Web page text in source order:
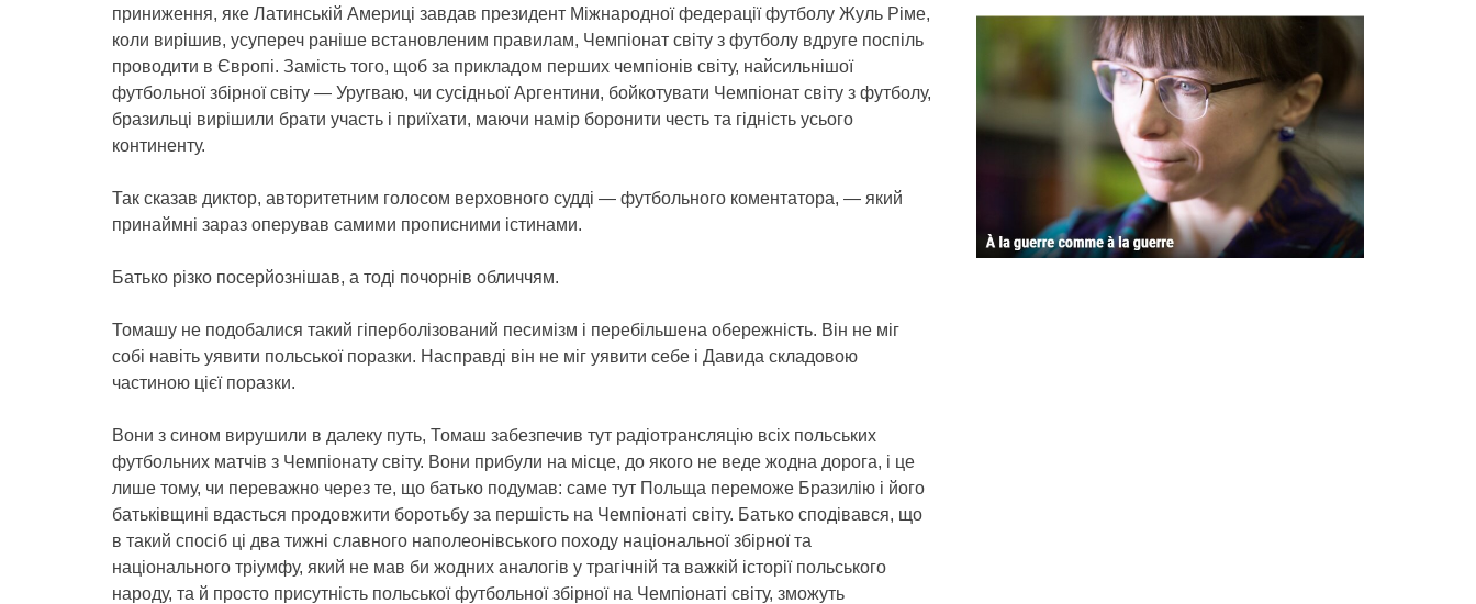
приниження, яке Латинській Америці завдав президент Міжнародної федерації футболу Жуль Ріме,
коли вирішив, усупереч раніше встановленим правилам, Чемпіонат світу з футболу вдруге поспіль
проводити в Європі. Замість того, щоб за прикладом перших чемпіонів світу, найсильнішої
футбольної збірної світу — Уругваю, чи сусідньої Аргентини, бойкотувати Чемпіонат світу з футболу,
бразильці вирішили брати участь і приїхати, маючи намір боронити честь та гідність усього
континенту.
Так сказав диктор, авторитетним голосом верховного судді — футбольного коментатора, — який
принаймні зараз оперував самими прописними істинами.
Батько різко посерйознішав, а тоді почорнів обличчям.
Томашу не подобалися такий гіперболізований песимізм і перебільшена обережність. Він не міг
собі навіть уявити польської поразки. Насправді він не міг уявити себе і Давида складовою
частиною цієї поразки.
Вони з сином вирушили в далеку путь, Томаш забезпечив тут радіотрансляцію всіх польських
футбольних матчів з Чемпіонату світу. Вони прибули на місце, до якого не веде жодна дорога, і це
лише тому, чи переважно через те, що батько подумав: саме тут Польща переможе Бразилію і його
батьківщині вдасться продовжити боротьбу за першість на Чемпіонаті світу. Батько сподівався, що
в такий спосіб ці два тижні славного наполеонівського походу національної збірної та
національного тріумфу, який не мав би жодних аналогів у трагічній та важкій історії польського
народу, та й просто присутність польської футбольної збірної на Чемпіонаті світу, зможуть